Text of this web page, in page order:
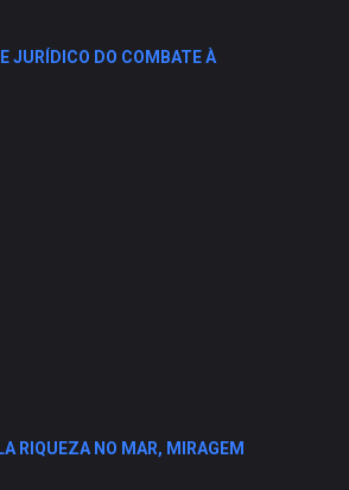
JURÍDICO DO COMBATE À
RIQUEZA NO MAR, MIRAGEM